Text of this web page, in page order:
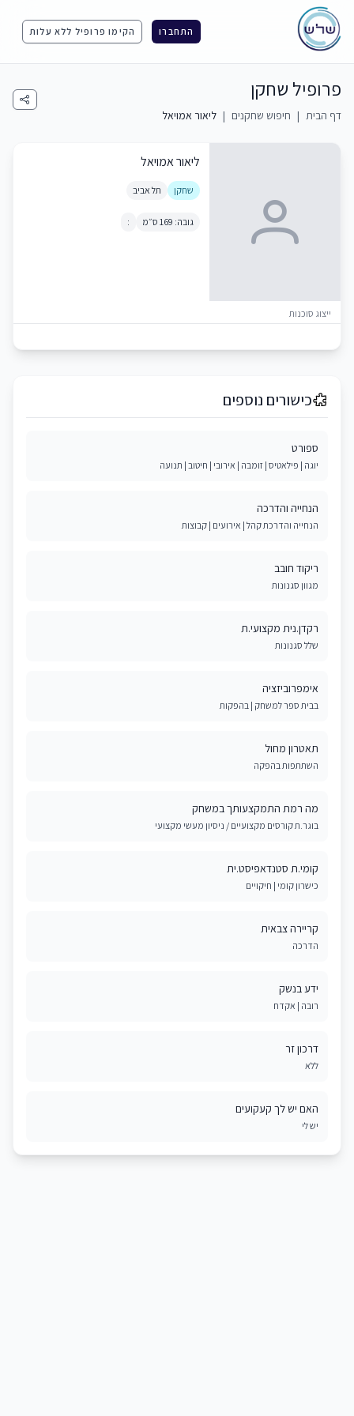
התחברו הקימו פרופיל ללא עלות
פרופיל שחקן
דף הבית | חיפוש שחקנים | ליאור אמויאל
ייצוג סוכנות
ליאור אמויאל
שחקן תל אביב
גובה: 169 ס״מ :
כישורים נוספים
ספורט
יוגה | פילאטיס | זומבה | אירובי | חיטוב | תנועה
הנחייה והדרכה
הנחייה והדרכת קהל | אירועים | קבוצות
ריקוד חובב
מגוון סגנונות
רקדן.נית מקצועי.ת
שלל סגנונות
אימפרוביזציה
בבית ספר למשחק | בהפקות
תאטרון מחול
השתתפות בהפקה
מה רמת התמקצעותך במשחק
בוגר.ת קורסים מקצועיים / ניסיון מעשי מקצועי
קומי.ת סטנדאפיסט.ית
כישרון קומי | חיקויים
קריירה צבאית
הדרכה
ידע בנשק
רובה | אקדח
דרכון זר
ללא
האם יש לך קעקועים
יש לי